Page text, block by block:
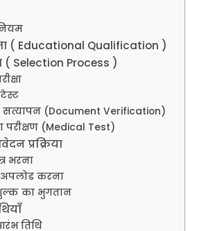
( Educational Qualification )
( Selection Process )
सत्यापन (Document Verification)
परीक्षण (Medical Test)
प्रक्रिया
भरना
करना
का भुगतान
तिथि